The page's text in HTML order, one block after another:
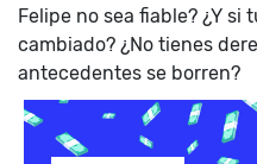
Felipe no sea fiable? ¿Y
cambiado? ¿No tienes
antecedentes se borren?